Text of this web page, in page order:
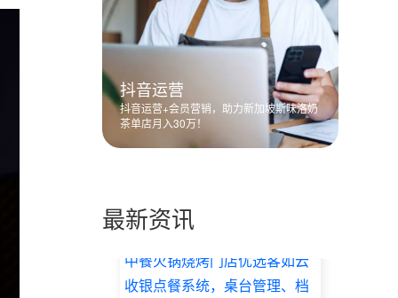
抖音运营
抖音运营+会员营销，助力新加坡斯味洛奶
茶单店月入30万！
最新资讯
中餐火锅烧烤门店优选客如云
收银点餐系统，桌台管理、档